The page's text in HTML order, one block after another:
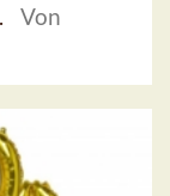
Von